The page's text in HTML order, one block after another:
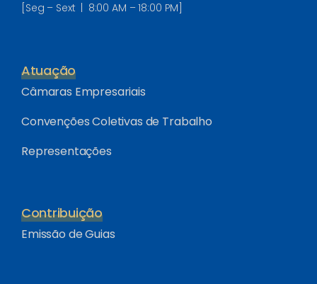
[Seg – Sext | 8:00 AM – 18:00 PM]
Atuação
Câmaras Empresariais
Convenções Coletivas de Trabalho
Representações
Contribuição
Emissão de Guias